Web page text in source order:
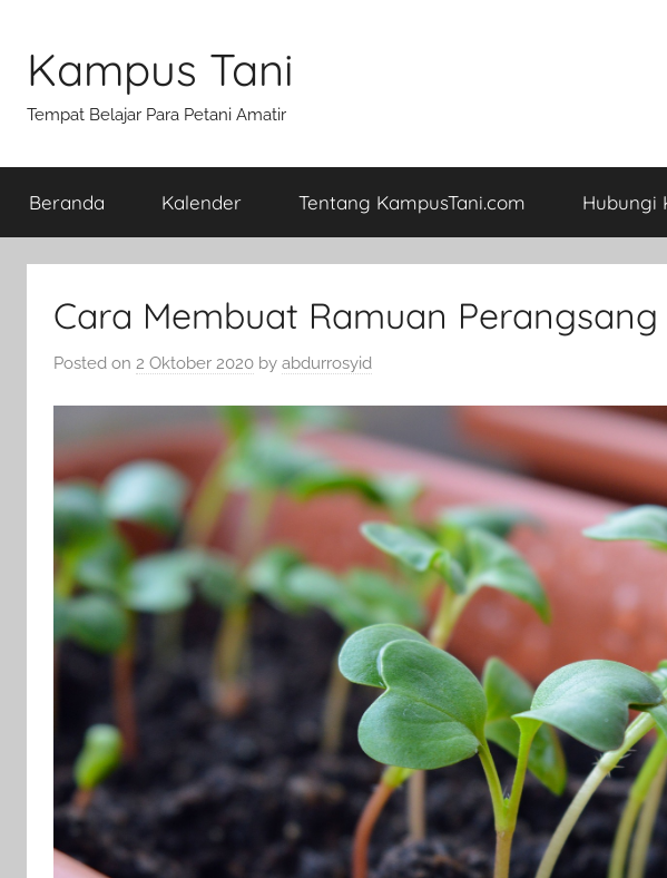
content
Kampus Tani
Tempat Belajar Para Petani Amatir
Beranda Kalender Tentang KampusTani.com Hubungi
Cara Membuat Ramuan
Posted on 2 Oktober 2020 by abdurrosyid